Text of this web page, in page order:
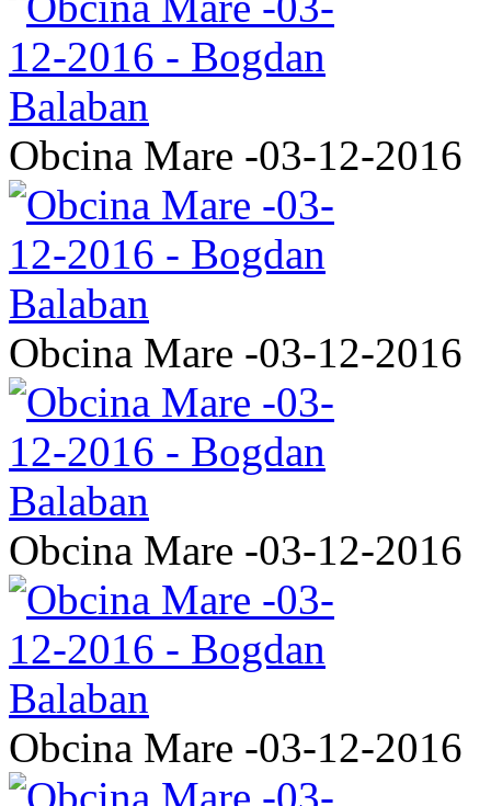
Obcina Mare -03-12-2016
Obcina Mare -03-12-2016
Obcina Mare -03-12-2016
Obcina Mare -03-12-2016